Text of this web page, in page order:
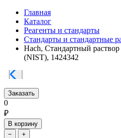
Главная
Каталог
Реагенты и стандарты
Стандарты и стандартные
Hach, Стандартный
(NIST), 1424342
Заказать
0
₽
В корзину
−
+